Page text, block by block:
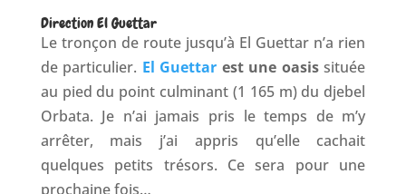
Direction El Guettar
Le tronçon de route jusqu’à El Guettar n’a rien
de particulier. El Guettar est une oasissituée
au pied du point culminant (1 165 m) du djebel
Orbata. Je n’ai jamais pris le temps de m’y
arrêter, mais j’ai appris qu’elle cachait
quelques petits trésors. Ce sera pour une
prochaine fois…